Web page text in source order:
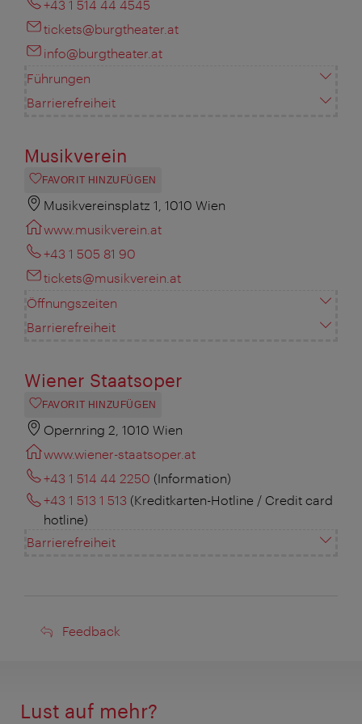
+43 1 514 44 4545
tickets@burgtheater.at
info@burgtheater.at
Führungen
Barrierefreiheit
Musikverein
FAVORIT HINZUFÜGEN
Musikvereinsplatz 1, 1010 Wien
www.musikverein.at
+43 1 505 81 90
tickets@musikverein.at
Öffnungszeiten
Barrierefreiheit
Wiener Staatsoper
FAVORIT HINZUFÜGEN
Opernring 2, 1010 Wien
www.wiener-staatsoper.at
+43 1 514 44 2250 (Information)
+43 1 513 1 513 (Kreditkarten-Hotline / Credit card
hotline)
Barrierefreiheit
Feedback
Feedback
Lust auf mehr?